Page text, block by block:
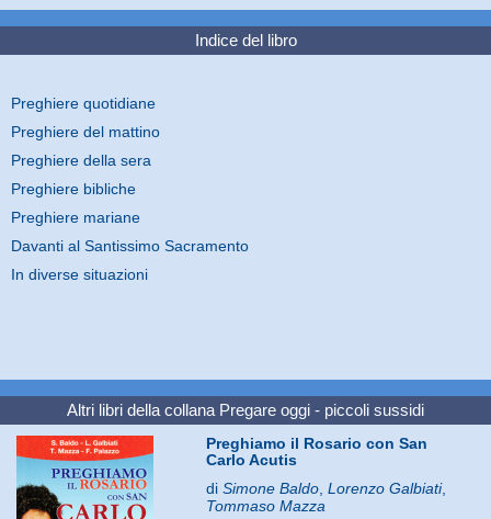
Indice del libro
Preghiere quotidiane
Preghiere del mattino
Preghiere della sera
Preghiere bibliche
Preghiere mariane
Davanti al Santissimo Sacramento
In diverse situazioni
Altri libri della collana Pregare oggi - piccoli sussidi
Preghiamo il Rosario con San
Carlo Acutis
diSimone Baldo ,Lorenzo Galbiati,
Tommaso Mazza